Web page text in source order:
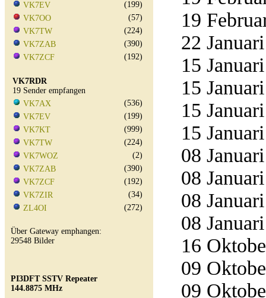
VK7EV
(199)
VK7OO
(57)
VK7TW
(224)
VK7ZAB
(390)
VK7ZCF
(192)
VK7RDR
19 Sender empfangen
VK7AX
(536)
VK7EV
(199)
VK7KT
(999)
VK7TW
(224)
VK7WOZ
(2)
VK7ZAB
(390)
VK7ZCF
(192)
VK7ZIR
(34)
ZL4OI
(272)
Über Gateway emphangen:
29548 Bilder
PI3DFT SSTV Repeater
144.8875 MHz
19
22
15
15
15
15
08
08
08
08
16
09
09